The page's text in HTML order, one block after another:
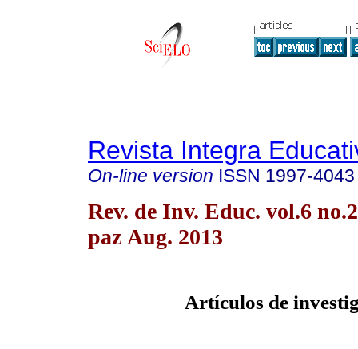
Revista Integra
On-line version ISSN 1997-4043
Rev. de Inv. Educ. vol.6
paz Aug. 2013
Artículos de